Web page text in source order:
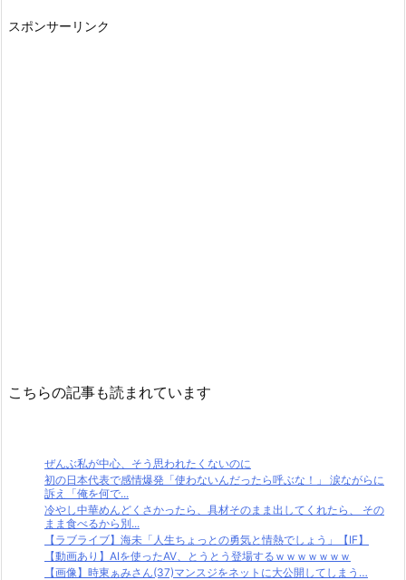
スポンサーリンク
こちらの記事も読まれています
ぜんぶ私が中心、そう思われたくないのに
初の日本代表で感情爆発「使わないんだったら呼ぶな！」 涙ながらに
訴え「俺を何で...
冷やし中華めんどくさかったら、具材そのまま出してくれたら、 その
まま食べるから別...
【ラブライブ】海未「人生ちょっとの勇気と情熱でしょう」【IF】
【動画あり】AIを使ったAV、とうとう登場するｗｗｗｗｗｗｗ
【画像】時東ぁみさん(37)マンスジをネットに大公開してしまう…